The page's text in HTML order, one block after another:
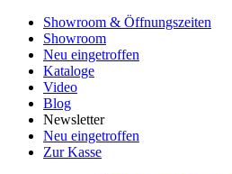
Showroom & Öffnungszeiten
Showroom
Neu eingetroffen
Kataloge
Video
Blog
Newsletter
Neu eingetroffen
Zur Kasse